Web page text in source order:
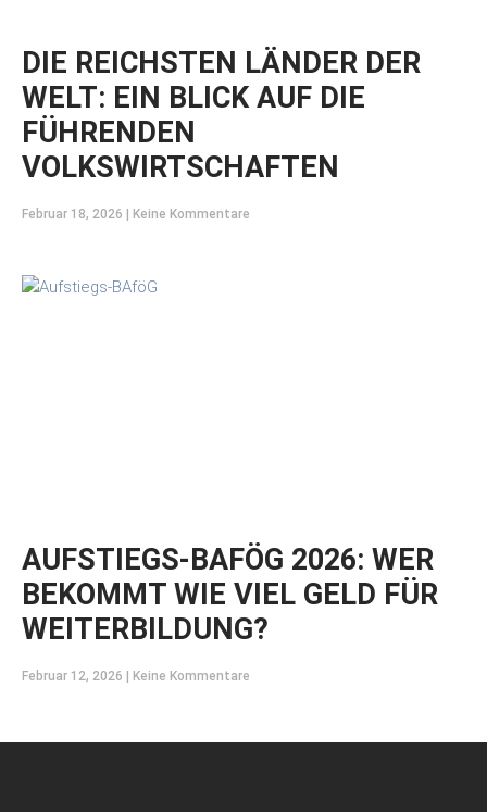
DIE REICHSTEN LÄNDER DER
WELT: EIN BLICK AUF DIE
FÜHRENDEN
VOLKSWIRTSCHAFTEN
Februar 18, 2026 Keine Kommentare
AUFSTIEGS-BAFÖG 2026: WER
BEKOMMT WIE VIEL GELD FÜR
WEITERBILDUNG?
Februar 12, 2026 Keine Kommentare